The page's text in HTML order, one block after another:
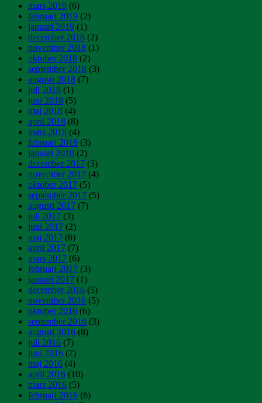
mars 2019 (6)
februari 2019 (2)
januari 2019 (1)
december 2018 (2)
november 2018 (1)
oktober 2018 (2)
september 2018 (3)
augusti 2018 (7)
juli 2018 (1)
juni 2018 (5)
maj 2018 (4)
april 2018 (8)
mars 2018 (4)
februari 2018 (3)
januari 2018 (2)
december 2017 (3)
november 2017 (4)
oktober 2017 (5)
september 2017 (5)
augusti 2017 (7)
juli 2017 (3)
juni 2017 (2)
maj 2017 (6)
april 2017 (7)
mars 2017 (6)
februari 2017 (3)
januari 2017 (1)
december 2016 (5)
november 2016 (5)
oktober 2016 (6)
september 2016 (3)
augusti 2016 (8)
juli 2016 (7)
juni 2016 (7)
maj 2016 (4)
april 2016 (10)
mars 2016 (5)
februari 2016 (6)